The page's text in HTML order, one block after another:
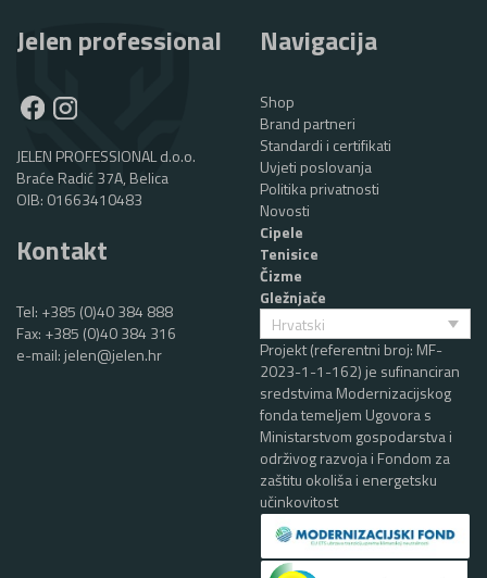
Jelen professional
JELEN PROFESSIONAL d.o.o.
Braće Radić 37A, Belica
OIB: 01663410483
Kontakt
Tel: +385 (0)40 384 888
Fax: +385 (0)40 384 316
e-mail: jelen@jelen.hr
Navigacija
Shop
Brand partneri
Standardi i certifikati
Uvjeti poslovanja
Politika privatnosti
Novosti
Cipele
Tenisice
Čizme
Gležnjače
Hrvatski
Projekt (referentni broj: MF-
2023-1-1-162) je sufinanciran
sredstvima Modernizacijskog
fonda temeljem Ugovora s
Ministarstvom gospodarstva i
održivog razvoja i Fondom za
zaštitu okoliša i energetsku
učinkovitost